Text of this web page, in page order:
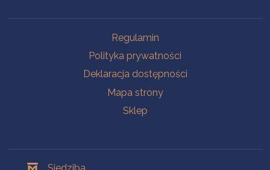
Regulamin
Polityka prywatności
Deklaracja dostępności
Mapa strony
Sklep